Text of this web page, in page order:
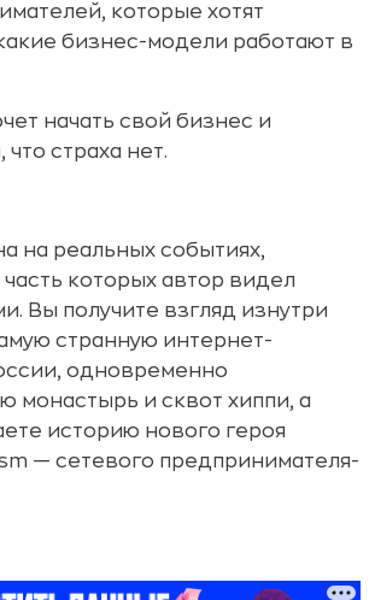
которые хотят
бизнес-модели работают в
начать свой бизнес и
страха нет.
на реальных событиях,
которых автор видел
Вы получите взгляд изнутри
странную интернет-
одновременно
монастырь и сквот хиппи, а
историю нового героя
— сетевого предпринимателя-